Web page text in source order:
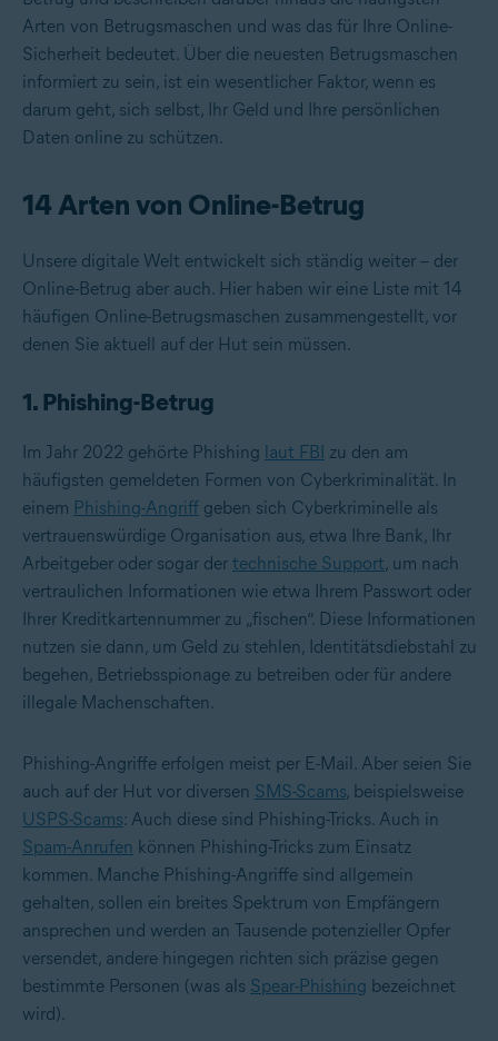
Arten von Betrugsmaschen und was das für Ihre Online-
Sicherheit bedeutet. Über die neuesten Betrugsmaschen
informiert zu sein, ist ein wesentlicher Faktor, wenn es
darum geht, sich selbst, Ihr Geld und Ihre persönlichen
Daten online zu schützen.
14 Arten von Online-Betrug
Unsere digitale Welt entwickelt sich ständig weiter – der
Online-Betrug aber auch. Hier haben wir eine Liste mit 14
häufigen Online-Betrugsmaschen zusammengestellt, vor
denen Sie aktuell auf der Hut sein müssen.
1. Phishing-Betrug
Im Jahr 2022 gehörte Phishing laut FBI zu den am
häufigsten gemeldeten Formen von Cyberkriminalität. In
einem Phishing-Angriff geben sich Cyberkriminelle als
vertrauenswürdige Organisation aus, etwa Ihre Bank, Ihr
Arbeitgeber oder sogar der technische Support, um nach
vertraulichen Informationen wie etwa Ihrem Passwort oder
Ihrer Kreditkartennummer zu „fischen“. Diese Informationen
nutzen sie dann, um Geld zu stehlen, Identitätsdiebstahl zu
begehen, Betriebsspionage zu betreiben oder für andere
illegale Machenschaften.
Phishing-Angriffe erfolgen meist per E-Mail. Aber seien Sie
auch auf der Hut vor diversen SMS-Scams, beispielsweise
USPS-Scams: Auch diese sind Phishing-Tricks. Auch in
Spam-Anrufen können Phishing-Tricks zum Einsatz
kommen. Manche Phishing-Angriffe sind allgemein
gehalten, sollen ein breites Spektrum von Empfängern
ansprechen und werden an Tausende potenzieller Opfer
versendet, andere hingegen richten sich präzise gegen
bestimmte Personen (was als Spear-Phishing bezeichnet
wird).